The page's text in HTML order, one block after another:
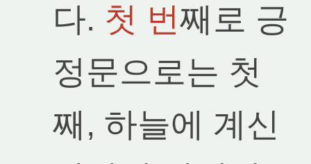
다. 첫 번째로 긍
정문으로는 첫
째, 하늘에 계신